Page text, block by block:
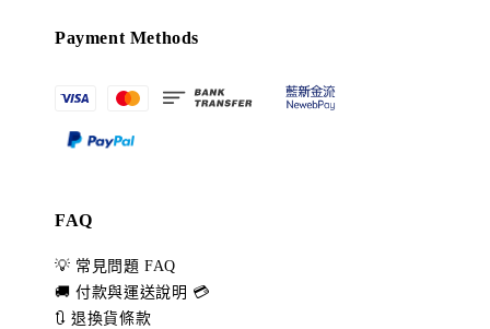
Payment Methods
FAQ
💡 常見問題 FAQ
🚚 付款與運送說明 💳
🔃 退換貨條款